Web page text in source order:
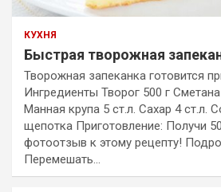
КУХНЯ
Быстрая творожная
Творожная запеканка готовится
Ингредиенты Творог 500 г
Манная крупа 5 ст.л. Сахар 4 ст.л.
щепотка Приготовление: Получи
фотоотзыв к этому рецепту!
Перемешать…